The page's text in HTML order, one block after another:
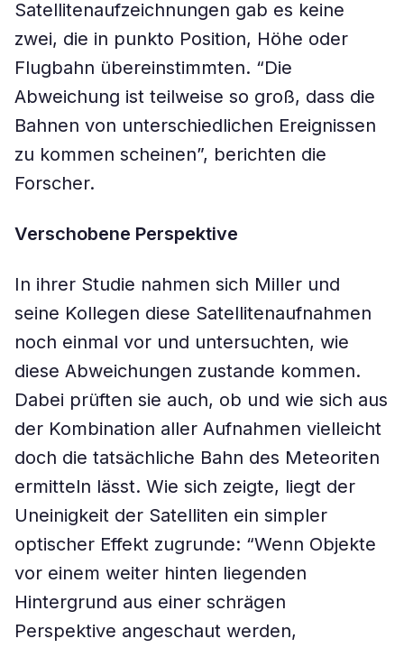
Satellitenaufzeichnungen gab es keine
zwei, die in punkto Position, Höhe oder
Flugbahn übereinstimmten. “Die
Abweichung ist teilweise so groß, dass die
Bahnen von unterschiedlichen Ereignissen
zu kommen scheinen”, berichten die
Forscher.
Verschobene Perspektive
In ihrer Studie nahmen sich Miller und
seine Kollegen diese Satellitenaufnahmen
noch einmal vor und untersuchten, wie
diese Abweichungen zustande kommen.
Dabei prüften sie auch, ob und wie sich aus
der Kombination aller Aufnahmen vielleicht
doch die tatsächliche Bahn des Meteoriten
ermitteln lässt. Wie sich zeigte, liegt der
Uneinigkeit der Satelliten ein simpler
optischer Effekt zugrunde: “Wenn Objekte
vor einem weiter hinten liegenden
Hintergrund aus einer schrägen
Perspektive angeschaut werden,